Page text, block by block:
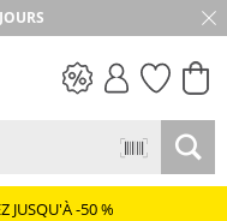
JUSQU'À -50 %